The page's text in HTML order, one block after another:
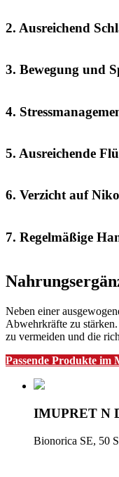
2. Ausreichend
3. Bewegung und
4.
5. Ausreichende
6. Verzicht auf
7. Regelmäßige
Neben einer
Abwehrkräfte zu
zu vermeiden und die
Passende Produkte im
IMUPRET N
Bionorica SE, 50